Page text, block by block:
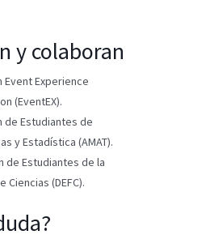
y colaboran
Event Experience
(EventEX).
de Estudiantes de
y Estadística (AMAT).
de Estudiantes de la
Ciencias (DEFC).